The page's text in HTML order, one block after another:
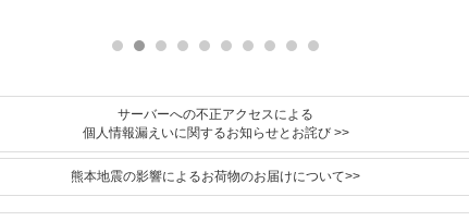
サーバーへの不正アクセスによる
個人情報漏えいに関するお知らせとお詫び >>
熊本地震の影響によるお荷物のお届けについて>>